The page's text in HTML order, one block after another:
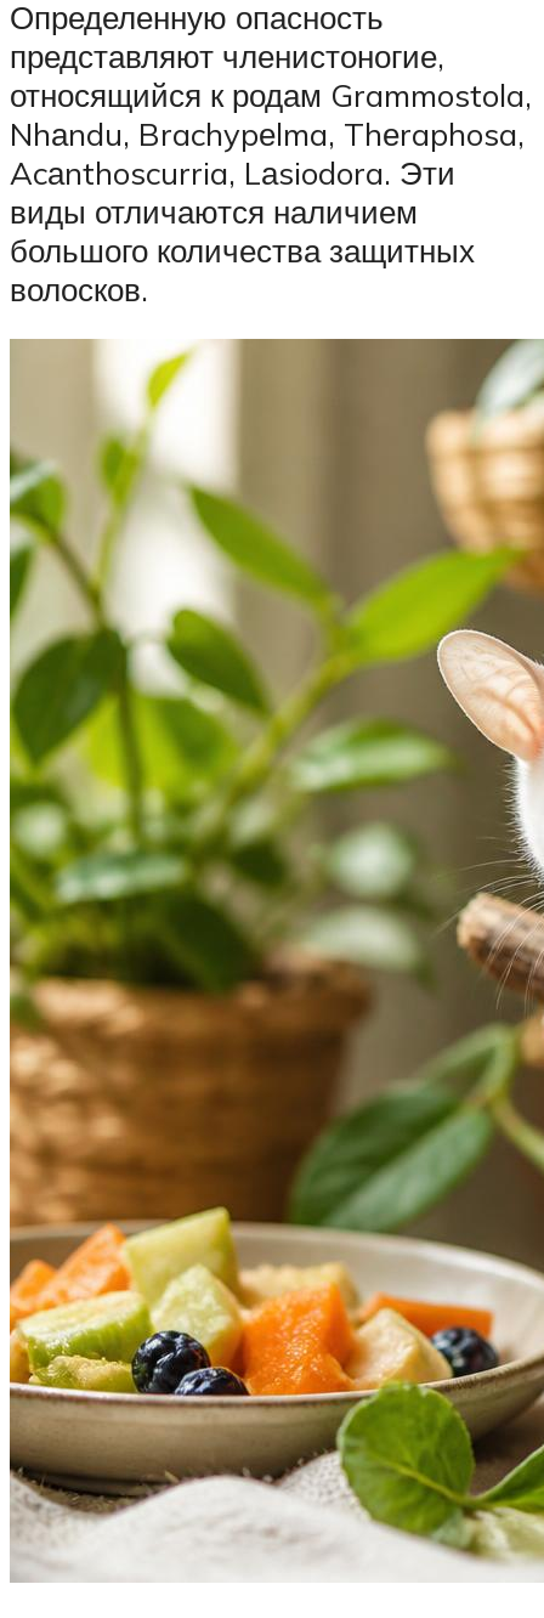
Определенную опасность
представляют членистоногие,
относящийся к родам Grammostola,
Nhаndu, Brachypеlma, Thеraphosa,
Acаnthoscurria, Lаsiodora. Эти
виды отличаются наличием
большого количества защитных
волосков.